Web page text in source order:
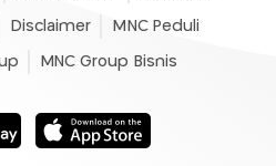
Disclaimer MNC Peduli
MNC Group Bisnis